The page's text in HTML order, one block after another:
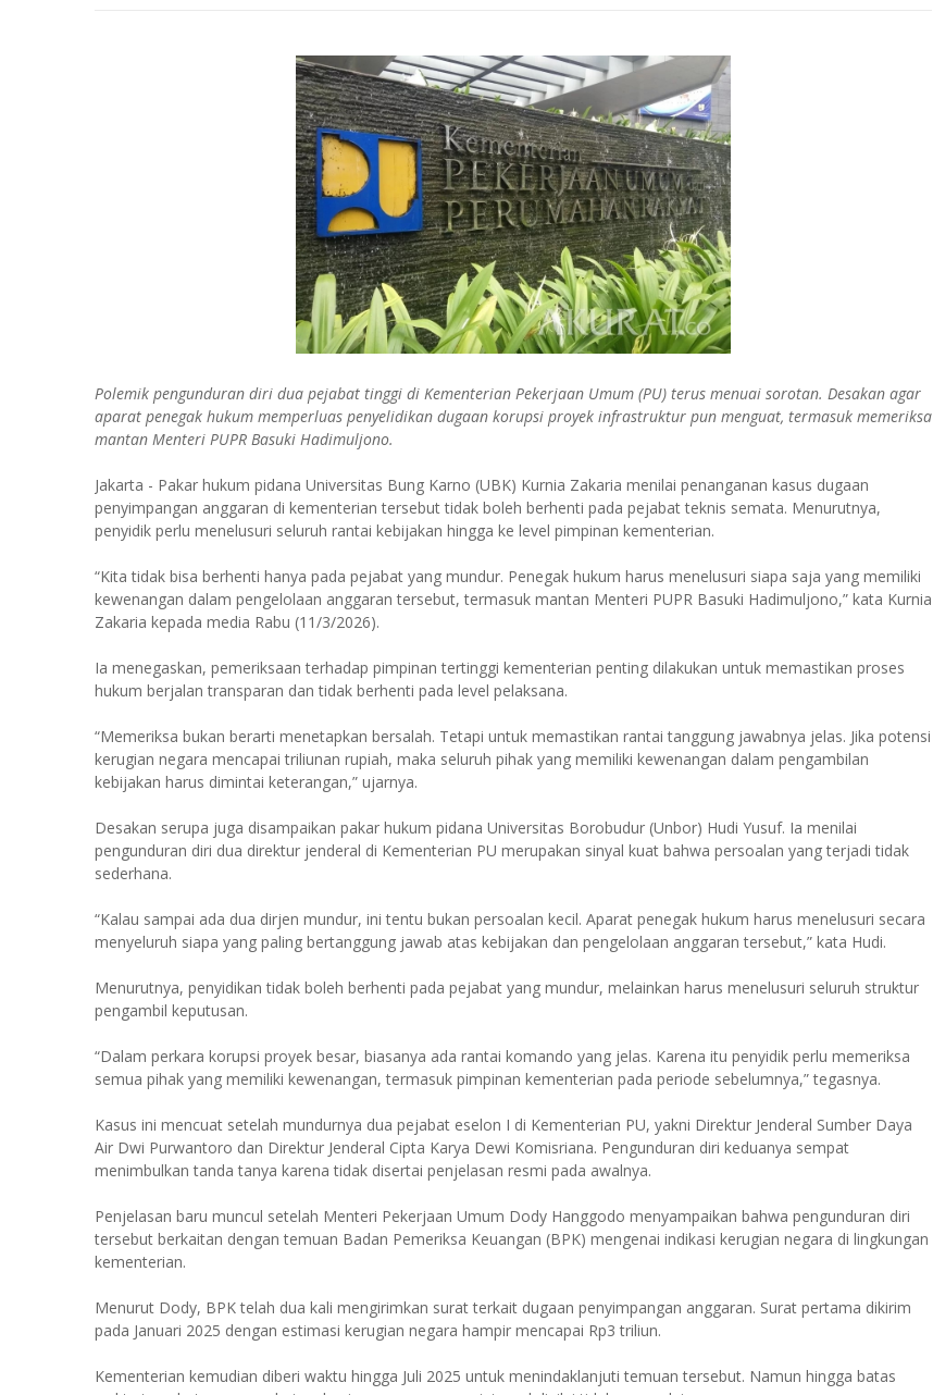
Polemik pengunduran diri dua pejabat tinggi di Kementerian Pekerjaan Umum (PU) terus menuai sorotan. Desakan agar
aparat penegak hukum memperluas penyelidikan dugaan korupsi proyek infrastruktur pun menguat, termasuk memeriksa
mantan Menteri PUPR Basuki Hadimuljono.
Jakarta - Pakar hukum pidana Universitas Bung Karno (UBK) Kurnia Zakaria menilai penanganan kasus dugaan
penyimpangan anggaran di kementerian tersebut tidak boleh berhenti pada pejabat teknis semata. Menurutnya,
penyidik perlu menelusuri seluruh rantai kebijakan hingga ke level pimpinan kementerian.
“Kita tidak bisa berhenti hanya pada pejabat yang mundur. Penegak hukum harus menelusuri siapa saja yang memiliki
kewenangan dalam pengelolaan anggaran tersebut, termasuk mantan Menteri PUPR Basuki Hadimuljono,” kata Kurnia
Zakaria kepada media Rabu (11/3/2026).
Ia menegaskan, pemeriksaan terhadap pimpinan tertinggi kementerian penting dilakukan untuk memastikan proses
hukum berjalan transparan dan tidak berhenti pada level pelaksana.
“Memeriksa bukan berarti menetapkan bersalah. Tetapi untuk memastikan rantai tanggung jawabnya jelas. Jika potensi
kerugian negara mencapai triliunan rupiah, maka seluruh pihak yang memiliki kewenangan dalam pengambilan
kebijakan harus dimintai keterangan,” ujarnya.
Desakan serupa juga disampaikan pakar hukum pidana Universitas Borobudur (Unbor) Hudi Yusuf. Ia menilai
pengunduran diri dua direktur jenderal di Kementerian PU merupakan sinyal kuat bahwa persoalan yang terjadi tidak
sederhana.
“Kalau sampai ada dua dirjen mundur, ini tentu bukan persoalan kecil. Aparat penegak hukum harus menelusuri secara
menyeluruh siapa yang paling bertanggung jawab atas kebijakan dan pengelolaan anggaran tersebut,” kata Hudi.
Menurutnya, penyidikan tidak boleh berhenti pada pejabat yang mundur, melainkan harus menelusuri seluruh struktur
pengambil keputusan.
“Dalam perkara korupsi proyek besar, biasanya ada rantai komando yang jelas. Karena itu penyidik perlu memeriksa
semua pihak yang memiliki kewenangan, termasuk pimpinan kementerian pada periode sebelumnya,” tegasnya.
Kasus ini mencuat setelah mundurnya dua pejabat eselon I di Kementerian PU, yakni Direktur Jenderal Sumber Daya
Air Dwi Purwantoro dan Direktur Jenderal Cipta Karya Dewi Komisriana. Pengunduran diri keduanya sempat
menimbulkan tanda tanya karena tidak disertai penjelasan resmi pada awalnya.
Penjelasan baru muncul setelah Menteri Pekerjaan Umum Dody Hanggodo menyampaikan bahwa pengunduran diri
tersebut berkaitan dengan temuan Badan Pemeriksa Keuangan (BPK) mengenai indikasi kerugian negara di lingkungan
kementerian.
Menurut Dody, BPK telah dua kali mengirimkan surat terkait dugaan penyimpangan anggaran. Surat pertama dikirim
pada Januari 2025 dengan estimasi kerugian negara hampir mencapai Rp3 triliun.
Kementerian kemudian diberi waktu hingga Juli 2025 untuk menindaklanjuti temuan tersebut. Namun hingga batas